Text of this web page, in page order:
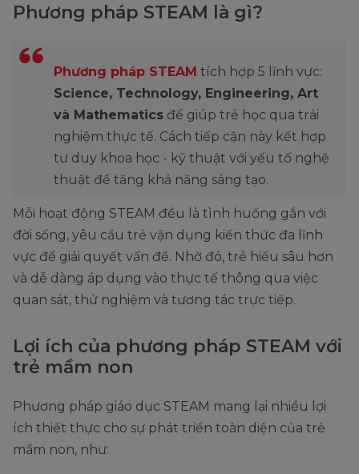
Phương pháp STEAM là gì?
Phương pháp STEAM tích hợp 5 lĩnh vực:
Science, Technology, Engineering, Art
và Mathematics để giúp trẻ học qua trải
nghiệm thực tế. Cách tiếp cận này kết hợp
tư duy khoa học - kỹ thuật với yếu tố nghệ
thuật để tăng khả năng sáng tạo.
Mỗi hoạt động STEAM đều là tình huống gắn với
đời sống, yêu cầu trẻ vận dụng kiến thức đa lĩnh
vực để giải quyết vấn đề. Nhờ đó, trẻ hiểu sâu hơn
và dễ dàng áp dụng vào thực tế thông qua việc
quan sát, thử nghiệm và tương tác trực tiếp.
Lợi ích của phương pháp STEAM với
trẻ mầm non
Phương pháp giáo dục STEAM mang lại nhiều lợi
ích thiết thực cho sự phát triển toàn diện của trẻ
mầm non, như: